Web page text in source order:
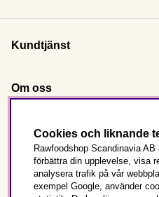
Kundtjänst
Om oss
Följ oss
Det här är Rawfoodshop
Cookies och liknande
Rawfoodshop Scandinavia
förbättra din upplevelse, visa
analysera trafik på vår
exempel Google, använder